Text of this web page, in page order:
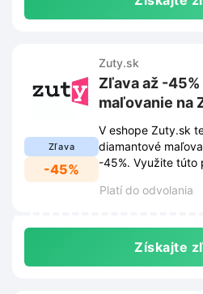
Zľava
-45%
Zuty.sk
Zľava až -
maľovanie na
V eshope Zuty.sk
diamantové
-45%. Využite túto
Platí do odvolania
Získajte